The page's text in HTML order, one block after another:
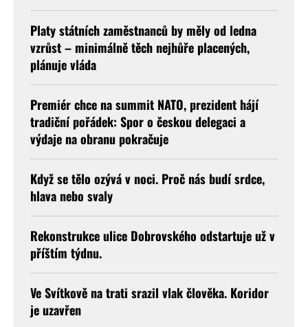
Platy státních zaměstnanců by měly od ledna
vzrůst – minimálně těch nejhůře placených,
plánuje vláda
Premiér chce na summit NATO, prezident hájí
tradiční pořádek: Spor o českou delegaci a
výdaje na obranu pokračuje
Když se tělo ozývá v noci. Proč nás budí srdce,
hlava nebo svaly
Rekonstrukce ulice Dobrovského odstartuje už v
příštím týdnu.
Ve Svítkově na trati srazil vlak člověka. Koridor
je uzavřen